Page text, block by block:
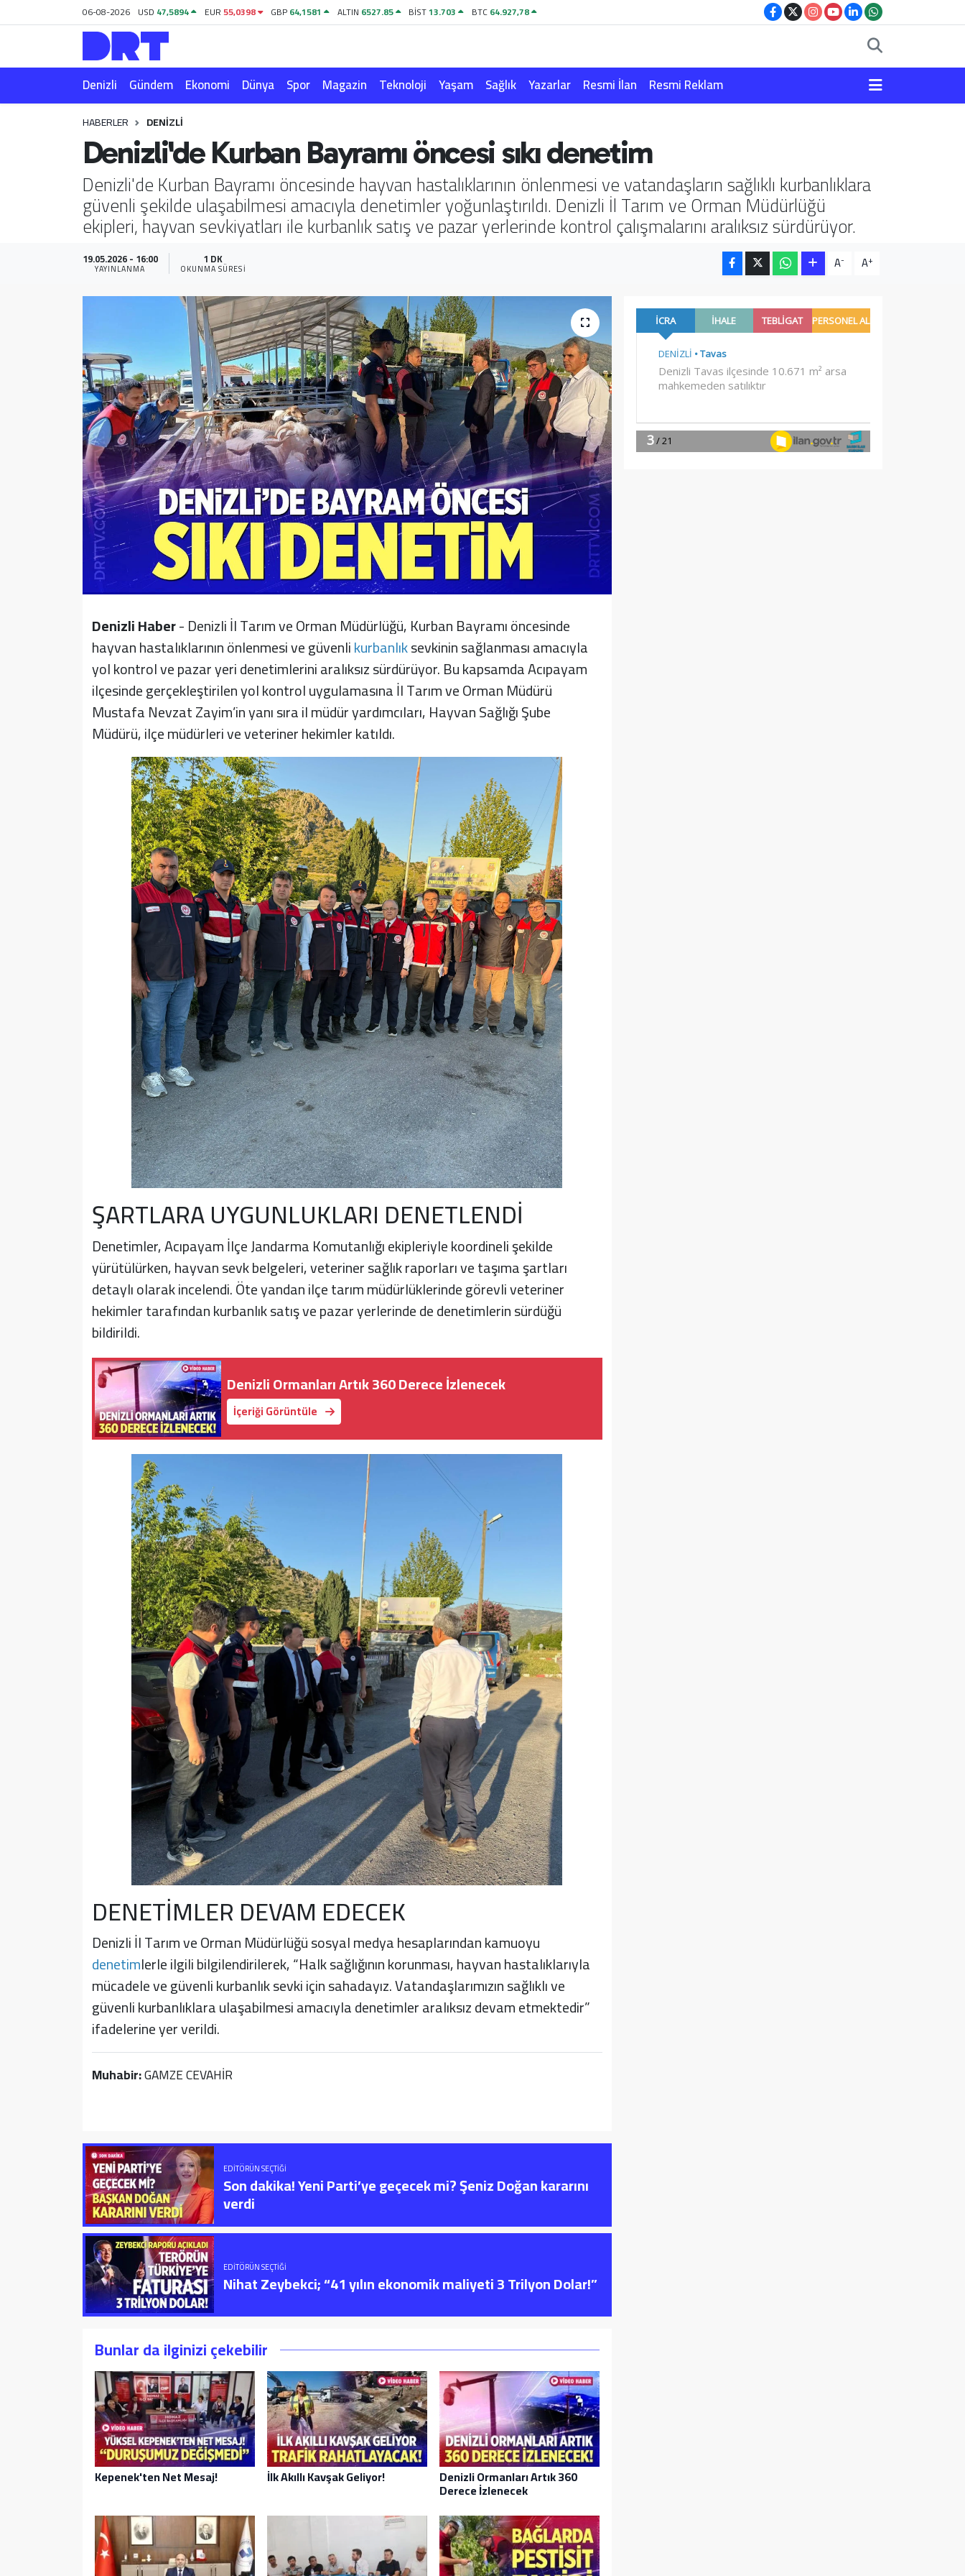
06-08-2026 USD 47,5894 EUR55,0398 GBP64,1581 ALTIN 6527.85 BİST13.703 BTC64.927,78
Denizli Gündem Ekonomi Dünya Spor Magazin Teknoloji Yaşam Sağlık Yazarlar Resmi İlan Resmi Reklam
HABERLER DENIZLI
Denizli'de Kurban Bayramı öncesi sıkı denetim
Denizli'de Kurban Bayramı öncesinde hayvan hastalıklarının önlenmesi ve vatandaşların sağlıklı kurbanlıklara
güvenli şekilde ulaşabilmesi amacıyla denetimler yoğunlaştırıldı. Denizli İl Tarım ve Orman Müdürlüğü
ekipleri, hayvan sevkiyatları ile kurbanlık satış ve pazar yerlerinde kontrol çalışmalarını aralıksız sürdürüyor.
19.05.2026 - 16:00
YAYINLANMA
1 DK
OKUNMA SÜRESI A- A+
Denizli Haber- Denizli İl Tarım ve Orman Müdürlüğü, Kurban Bayramı öncesinde
hayvan hastalıklarının önlenmesi ve güvenlikurbanlıksevkinin sağlanması amacıyla
yol kontrol ve pazar yeri denetimlerini aralıksız sürdürüyor. Bu kapsamda Acıpayam
ilçesinde gerçekleştirilen yol kontrol uygulamasına İl Tarım ve Orman Müdürü
Mustafa Nevzat Zayim’in yanı sıra il müdür yardımcıları, Hayvan Sağlığı Şube
Müdürü, ilçe müdürleri ve veteriner hekimler katıldı.
ŞARTLARA UYGUNLUKLARI DENETLENDİ
Denetimler, Acıpayam İlçe Jandarma Komutanlığı ekipleriyle koordineli şekilde
yürütülürken, hayvan sevk belgeleri, veteriner sağlık raporları ve taşıma şartları
detaylı olarak incelendi. Öte yandan ilçe tarım müdürlüklerinde görevli veteriner
hekimler tarafından kurbanlık satış ve pazar yerlerinde de denetimlerin sürdüğü
bildirildi.
Denizli Ormanları Artık 360 Derece İzlenecek
İçeriği Görüntüle
DENETİMLER DEVAM EDECEK
Denizli İl Tarım ve Orman Müdürlüğü sosyal medya hesaplarından kamuoyu
denetimlerle ilgili bilgilendirilerek, “Halk sağlığının korunması, hayvan hastalıklarıyla
mücadele ve güvenli kurbanlık sevki için sahadayız. Vatandaşlarımızın sağlıklı ve
güvenli kurbanlıklara ulaşabilmesi amacıyla denetimler aralıksız devam etmektedir”
ifadelerine yer verildi.
Muhabir:GAMZE CEVAHİR
EDITÖRÜN SEÇTIĞI
Son dakika! Yeni Parti’ye geçecek mi? Şeniz Doğan kararını
verdi
EDITÖRÜN SEÇTIĞI
Nihat Zeybekci; “41 yılın ekonomik maliyeti 3 Trilyon Dolar!”
Bunlar da ilginizi çekebilir
Kepenek'ten Net Mesaj! İlk Akıllı Kavşak Geliyor! Denizli Ormanları Artık 360
Derece İzlenecek
Gündem
Ekonomi
Magazin
Yazarlar
Resmi İlan
Resmi Reklam
Hava Durumu
Trafik Durumu
Puan Durumu ve Fikstür
Tüm Manşetler
Son Dakika Haberleri
Haber Arşivi